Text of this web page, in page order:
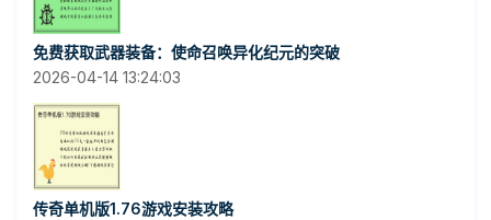
免费获取武器装备：使命召唤异化纪元的突破
2026-04-14 13:24:03
传奇单机版1.76游戏安装攻略